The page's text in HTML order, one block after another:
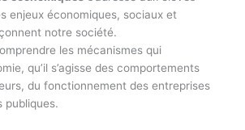
enjeux économiques, sociaux et
notre société.
les mécanismes qui
qu’il s’agisse des comportements
du fonctionnement des entreprises
publiques.